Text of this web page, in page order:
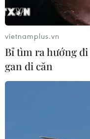
có tiến bộ trong việc
vietnamplus.vn
Bỉ tìm ra hướng
gan di căn